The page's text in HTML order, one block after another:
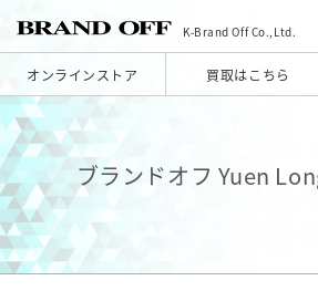
K-Brand Off Co.,Ltd.
オンラインストア 買取はこちら
ブランドオフ Yuen